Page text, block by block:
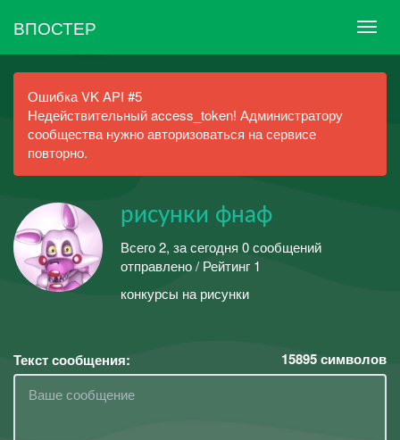
ВПОСТЕР
Ошибка VK API #5
Недействительный access_token! Администратору
сообщества нужно авторизоваться на сервисе
повторно.
рисунки фнаф
Всего 2, за сегодня 0 сообщений
отправлено / Рейтинг 1
конкурсы на рисунки
Текст сообщения: 15895символов